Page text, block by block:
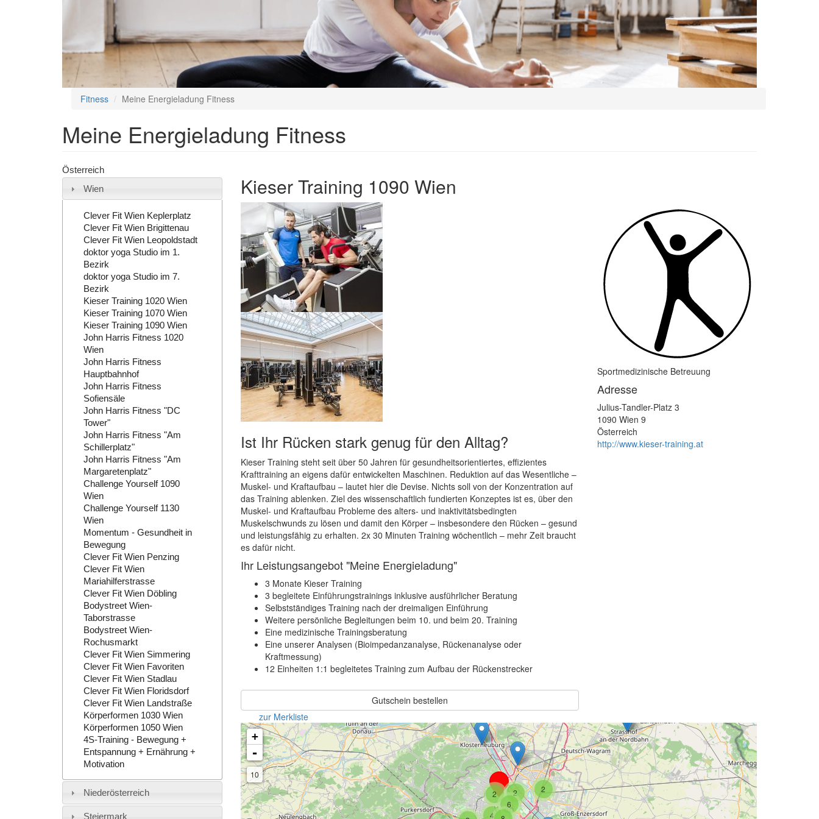
Fitness Meine Energieladung Fitness
Meine Energieladung Fitness
Österreich
Wien
Clever Fit Wien Keplerplatz
Clever Fit Wien Brigittenau
Clever Fit Wien Leopoldstadt
doktor yoga Studio im 1.
Bezirk
doktor yoga Studio im 7.
Bezirk
Kieser Training 1020 Wien
Kieser Training 1070 Wien
Kieser Training 1090 Wien
John Harris Fitness 1020
Wien
John Harris Fitness
Hauptbahnhof
John Harris Fitness
Sofiensäle
John Harris Fitness "DC
Tower"
John Harris Fitness "Am
Schillerplatz"
John Harris Fitness "Am
Margaretenplatz"
Challenge Yourself 1090
Wien
Challenge Yourself 1130
Wien
Momentum - Gesundheit in
Bewegung
Clever Fit Wien Penzing
Clever Fit Wien
Mariahilferstrasse
Clever Fit Wien Döbling
Bodystreet Wien-
Taborstrasse
Bodystreet Wien-
Rochusmarkt
Clever Fit Wien Simmering
Clever Fit Wien Favoriten
Clever Fit Wien Stadlau
Clever Fit Wien Floridsdorf
Clever Fit Wien Landstraße
Körperformen 1030 Wien
Körperformen 1050 Wien
4S-Training - Bewegung +
Entspannung + Ernährung +
Motivation
Niederösterreich
Steiermark
Kieser Training 1090 Wien
Ist Ihr Rücken stark genug für den Alltag?
Kieser Training steht seit über 50 Jahren für gesundheitsorientiertes, effizientes
Krafttraining an eigens dafür entwickelten Maschinen. Reduktion auf das Wesentliche –
Muskel- und Kraftaufbau – lautet hier die Devise. Nichts soll von der Konzentration auf
das Training ablenken. Ziel des wissenschaftlich fundierten Konzeptes ist es, über den
Muskel- und Kraftaufbau Probleme des alters- und inaktivitätsbedingten
Muskelschwunds zu lösen und damit den Körper – insbesondere den Rücken – gesund
und leistungsfähig zu erhalten. 2x 30 Minuten Training wöchentlich – mehr Zeit braucht
es dafür nicht.
Ihr Leistungsangebot "Meine Energieladung"
3 Monate Kieser Training
3 begleitete Einführungstrainings inklusive ausführlicher Beratung
Selbstständiges Training nach der dreimaligen Einführung
Weitere persönliche Begleitungen beim 10. und beim 20. Training
Eine medizinische Trainingsberatung
Eine unserer Analysen (Bioimpedanzanalyse, Rückenanalyse oder
Kraftmessung)
12 Einheiten 1:1 begleitetes Training zum Aufbau der Rückenstrecker
Gutschein bestellen
zur Merkliste
Sportmedizinische Betreuung
Adresse
Julius-Tandler-Platz 3
1090 Wien 9
Österreich
http://www.kieser-training.at
2
2
2 2
4
6
+
-
10